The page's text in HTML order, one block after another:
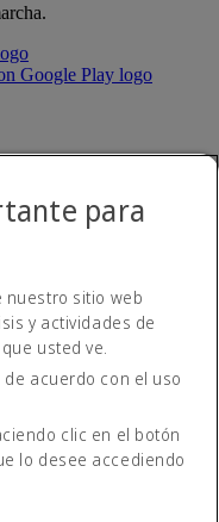
para
nuestro sitio web
y actividades de
usted ve.
acuerdo con el uso
clic en el botón
lo desee accediendo